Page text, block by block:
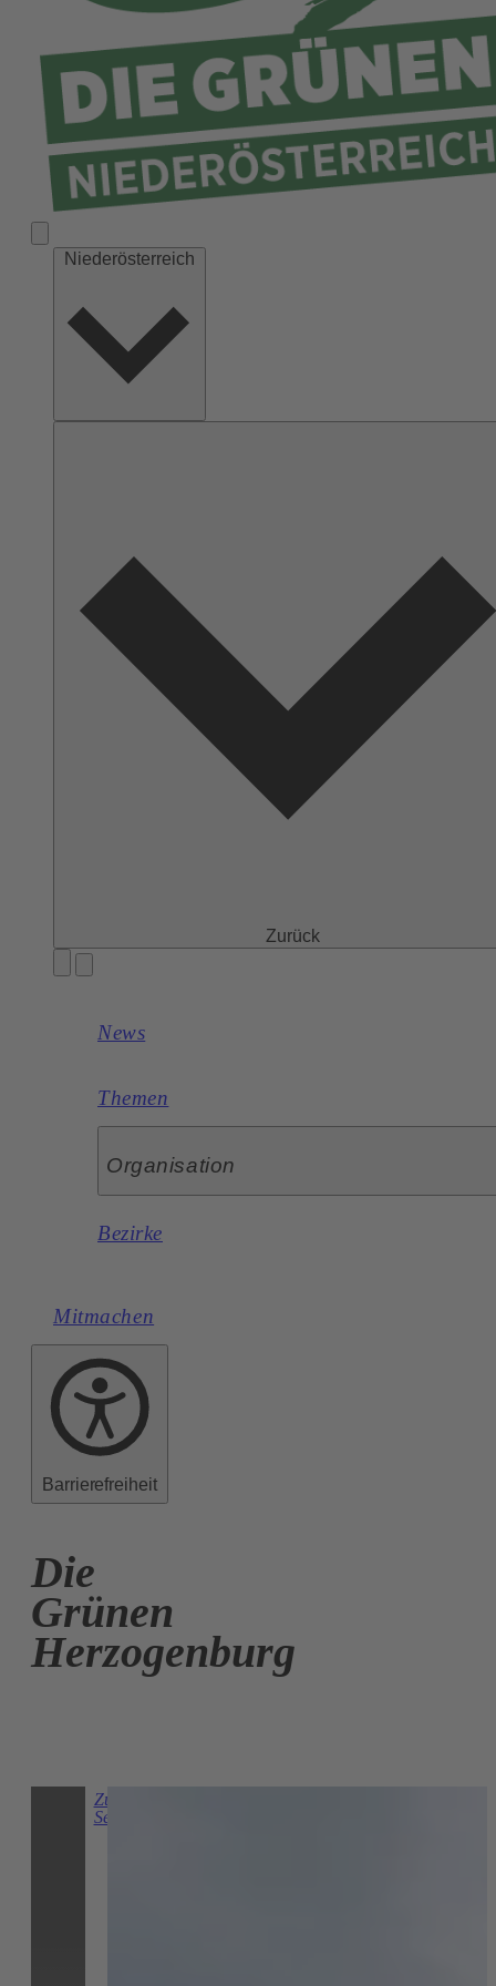
Niederösterreich
Zurück
News
Themen
Organisation
Bezirke
Mitmachen
Barrierefreiheit
Die
Grünen
Herzogenburg
Zur
Seite